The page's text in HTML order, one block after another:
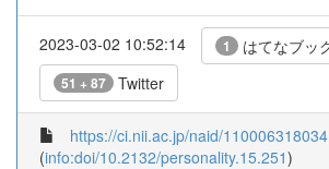
2023-03-02 10:52:14 1 はてなブッ
51 + 87 Twitter
https://ci.nii.ac.jp/naid/110006318034
(info:doi/10.2132/personality.15.251)